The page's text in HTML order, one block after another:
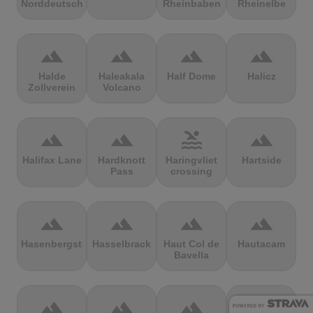
Norddeutschland Rheinbaben Rheinelbe
terrain
Halde
Zollverein
terrain
Haleakala
Volcano
terrain
Half Dome
terrain
Halicz
terrain
Halifax Lane
terrain
Hardknott
Pass
pool
Haringvliet
crossing
terrain
Hartside
terrain
Hasenbergsteige
terrain
Hasselbrack
terrain
Haut Col de
Bavella
terrain
Hautacam
terrain terrain terrain terrain